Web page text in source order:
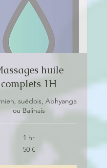
huile
complets 1H
suédois, Abhyanga
ou Balinais
1 hr
50 €